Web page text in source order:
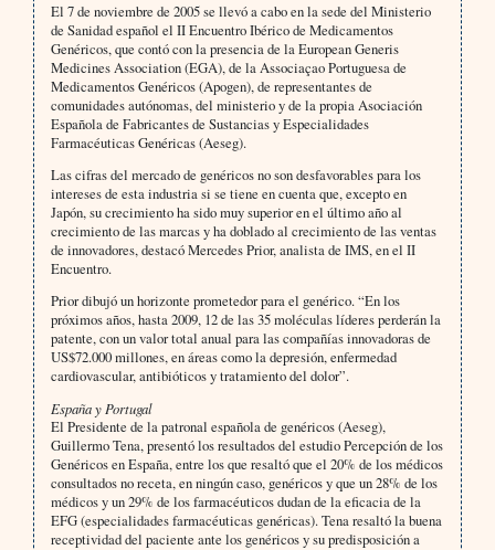
El 7 de noviembre de 2005 se llevó a cabo en la sede del Ministerio
de Sanidad español el II Encuentro Ibérico de Medicamentos
Genéricos, que contó con la presencia de la European Generis
Medicines Association (EGA), de la Associaçao Portuguesa de
Medicamentos Genéricos (Apogen), de representantes de
comunidades autónomas, del ministerio y de la propia Asociación
Española de Fabricantes de Sustancias y Especialidades
Farmacéuticas Genéricas (Aeseg).
Las cifras del mercado de genéricos no son desfavorables para los
intereses de esta industria si se tiene en cuenta que, excepto en
Japón, su crecimiento ha sido muy superior en el último año al
crecimiento de las marcas y ha doblado al crecimiento de las ventas
de innovadores, destacó Mercedes Prior, analista de IMS, en el II
Encuentro.
Prior dibujó un horizonte prometedor para el genérico. “En los
próximos años, hasta 2009, 12 de las 35 moléculas líderes perderán la
patente, con un valor total anual para las compañías innovadoras de
US$72.000 millones, en áreas como la depresión, enfermedad
cardiovascular, antibióticos y tratamiento del dolor”.
España y Portugal
El Presidente de la patronal española de genéricos (Aeseg),
Guillermo Tena, presentó los resultados del estudio Percepción de los
Genéricos en España, entre los que resaltó que el 20% de los médicos
consultados no receta, en ningún caso, genéricos y que un 28% de los
médicos y un 29% de los farmacéuticos dudan de la eficacia de la
EFG (especialidades farmacéuticas genéricas). Tena resaltó la buena
receptividad del paciente ante los genéricos y su predisposición a